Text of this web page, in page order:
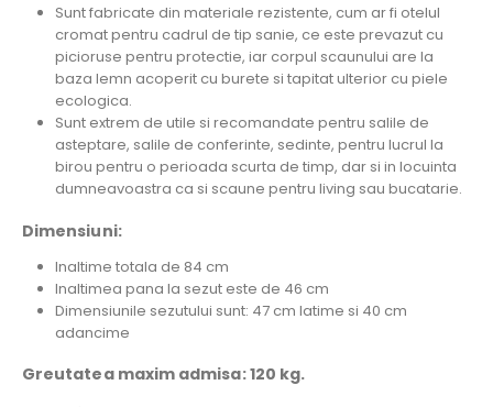
Sunt fabricate din materiale rezistente, cum ar fi otelul
cromat pentru cadrul de tip sanie, ce este prevazut cu
picioruse pentru protectie, iar corpul scaunului are la
baza lemn acoperit cu burete si tapitat ulterior cu piele
ecologica.
Sunt extrem de utile si recomandate pentru salile de
asteptare, salile de conferinte, sedinte, pentru lucrul la
birou pentru o perioada scurta de timp, dar si in locuinta
dumneavoastra ca si scaune pentru living sau bucatarie.
Dimensiuni:
Inaltime totala de 84 cm
Inaltimea pana la sezut este de 46 cm
Dimensiunile sezutului sunt: 47 cm latime si 40 cm
adancime
Greutatea maxim admisa: 120 kg.